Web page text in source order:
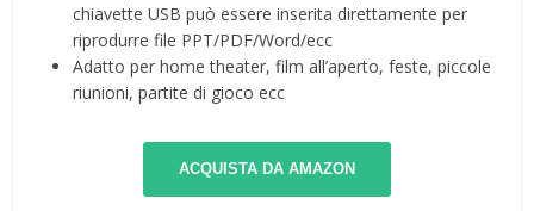
chiavette USB può essere inserita direttamente per
riprodurre file PPT/PDF/Word/ecc
Adatto per home theater, film all’aperto, feste, piccole
riunioni, partite di gioco ecc
ACQUISTA DA AMAZON